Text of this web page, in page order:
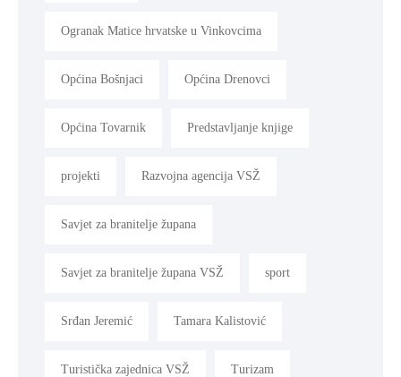
Ogranak Matice hrvatske u Vinkovcima
Općina Bošnjaci Općina Drenovci
Općina Tovarnik Predstavljanje knjige
projekti Razvojna agencija VSŽ
Savjet za branitelje župana
Savjet za branitelje župana VSŽ sport
Srđan Jeremić Tamara Kalistović
Turistička zajednica VSŽ Turizam